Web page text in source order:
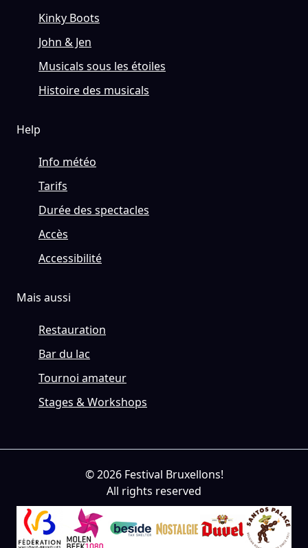
Kinky Boots
John & Jen
Musicals sous les étoiles
Histoire des musicals
Help
Info météo
Tarifs
Durée des spectacles
Accès
Accessibilité
Mais aussi
Restauration
Bar du lac
Tournoi amateur
Stages & Workshops
© 2026 Festival Bruxellons!
All rights reserved